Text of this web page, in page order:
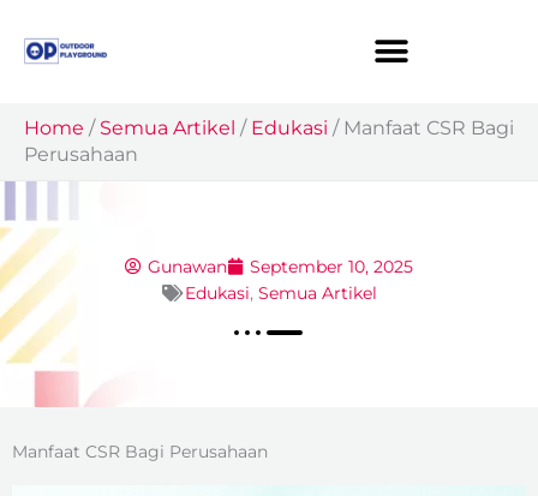
content
Home / Semua Artikel / Edukasi / Manfaat CSR Bagi
Perusahaan
Gunawan
September 10, 2025
Edukasi, Semua Artikel
Manfaat CSR Bagi Perusahaan